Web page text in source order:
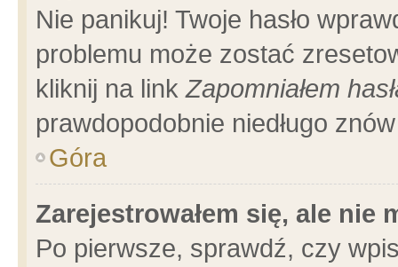
Nie panikuj! Twoje hasło
problemu może zostać
kliknij na linkZapomniałem
prawdopodobnie niedługo
Góra
Zarejestrowałem się, ale nie
Po pierwsze, sprawdź, czy